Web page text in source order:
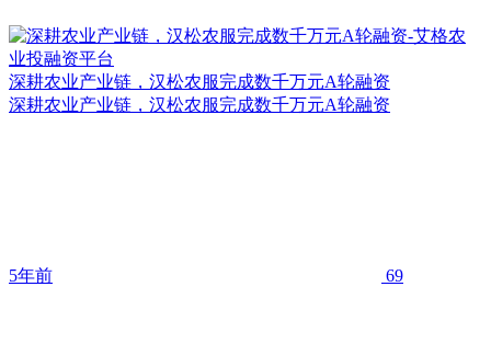
深耕农业产业链，汉松农服完成数千万元A轮融资
深耕农业产业链，汉松农服完成数千万元A轮融资
5年前 69